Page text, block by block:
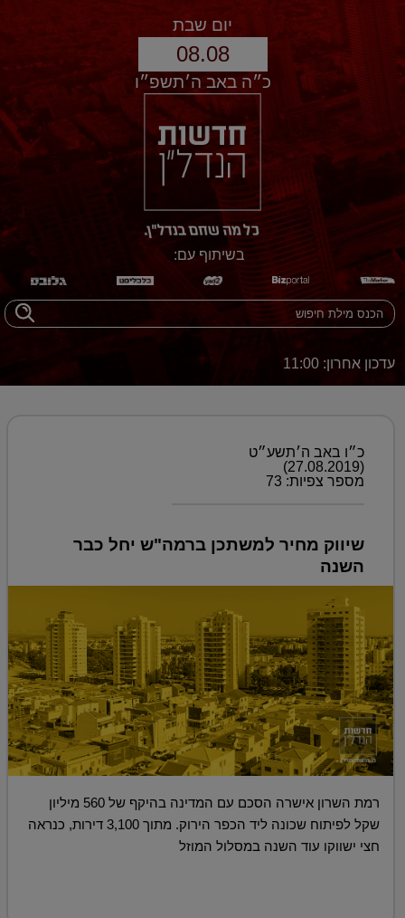
יום שבת
08.08
כ״ה באב ה׳תשפ״ו
בשיתוף עם:
עדכון אחרון: 11:00
כ״ו באב ה׳תשע״ט
(27.08.2019)
מספר צפיות: 73
שיווק מחיר למשתכן ברמה"ש יחל כבר
השנה
רמת השרון אישרה הסכם עם המדינה בהיקף של 560 מיליון
שקל לפיתוח שכונה ליד הכפר הירוק. מתוך 3,100 דירות, כנראה
חצי ישווקו עוד השנה במסלול המוזל